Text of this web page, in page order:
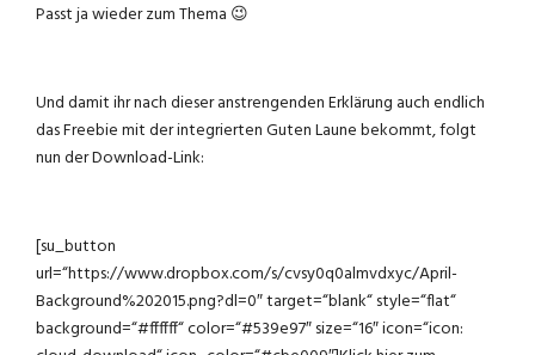
Passt ja wieder zum Thema 😉
Und damit ihr nach dieser anstrengenden Erklärung auch endlich
das Freebie mit der integrierten Guten Laune bekommt, folgt
nun der Download-Link:
[su_button
url=“https://www.dropbox.com/s/cvsy0q0almvdxyc/April-
Background%202015.png?dl=0″ target=“blank“ style=“flat“
background=“#ffffff“ color=“#539e97″ size=“16″ icon=“icon: